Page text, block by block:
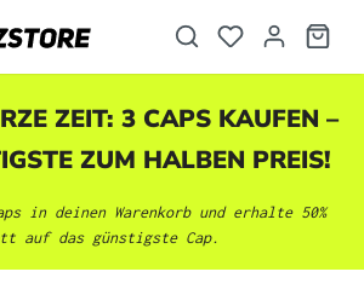
ZEIT: 3 CAPS KAUFEN –
ZUM HALBEN PREIS!
in deinen Warenkorb und erhalte 50%
auf das günstigste Cap.